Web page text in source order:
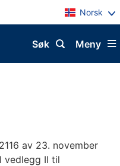
Norsk
Meny
Søk
av 23. november
vedlegg II til